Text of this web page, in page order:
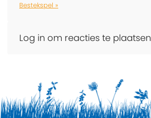
Bestekspel »
Log in om reacties te plaatsen